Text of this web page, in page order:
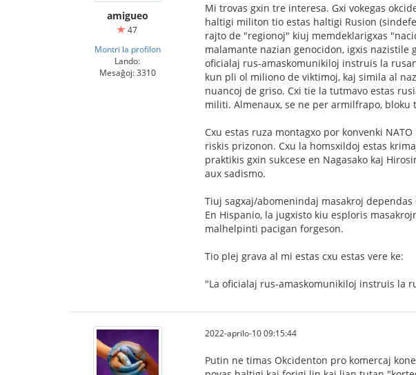
amigueo
47
Montri la profilon
Lando:
Mesaĝoj: 3310
Mi trovas gxin tre interesa. Gxi vokegas
haltigi militon tio estas haltigi Rusion
rajto de "regionoj" kiuj memdeklarigxas
malamante nazian genocidon, igxis
oficialaj rus-amaskomunikiloj instruis la
kun pli ol miliono de viktimoj, kaj simila al
nuancoj de griso. Cxi tie la tutmavo estas
militi. Almenaux, se ne per armilfrapo, bloku
Cxu estas ruza montagxo por konvenki
riskis prizonon. Cxu la homsxildoj estas
praktikis gxin sukcese en Nagasako kaj
aux sadismo.
Tiuj sagxaj/abomenindaj masakroj
En Hispanio, la jugxisto kiu esploris
malhelpinti pacigan forgeson.
Tio plej grava al mi estas cxu estas vere ke:
"La oficialaj rus-amaskomunikiloj instruis la
2022-aprilo-10 09:15:44
Putin ne timas Okcidenton pro komercaj